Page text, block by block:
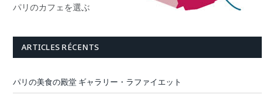
パリのカフェを選ぶ
ARTICLES RÉCENTS
パリの美食の殿堂 ギャラリー・ラファイエット